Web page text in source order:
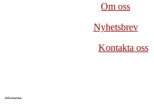
Om oss
Nyhetsbrev
Kontakta oss
Information